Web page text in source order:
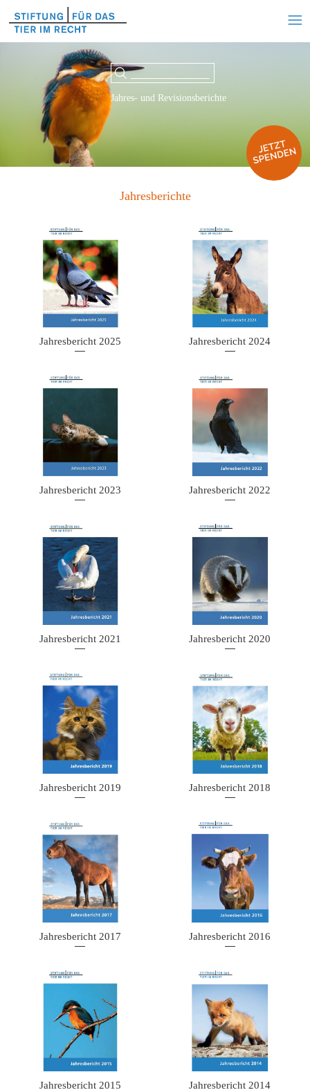
Jahres- und Revisionsberichte
Jahresberichte
Jahresbericht 2025 Jahresbericht 2024
Jahresbericht 2023 Jahresbericht 2022
Jahresbericht 2021 Jahresbericht 2020
Jahresbericht 2019 Jahresbericht 2018
Jahresbericht 2017 Jahresbericht 2016
Jahresbericht 2015 Jahresbericht 2014